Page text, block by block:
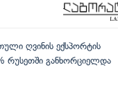
ღვინის ექსპორტის
რუსეთში განხორციელდა